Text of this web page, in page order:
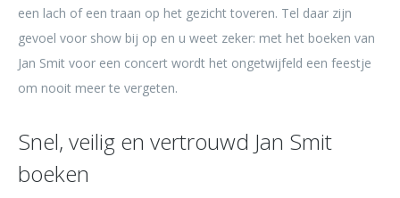
een lach of een traan op het gezicht toveren. Tel daar zijn
gevoel voor show bij op en u weet zeker: met het boeken van
Jan Smit voor een concert wordt het ongetwijfeld een feestje
om nooit meer te vergeten.
Snel, veilig en vertrouwd Jan Smit
boeken